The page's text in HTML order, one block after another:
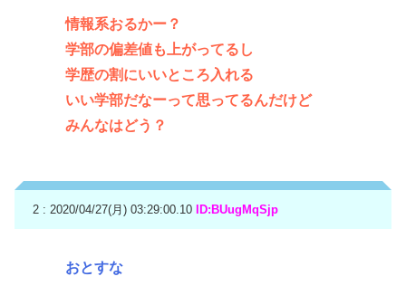
情報系おるかー？
学部の偏差値も上がってるし
学歴の割にいいところ入れる
いい学部だなーって思ってるんだけど
みんなはどう？
2 : 2020/04/27(月) 03:29:00.10 ID:BUugMqSjp
おとすな